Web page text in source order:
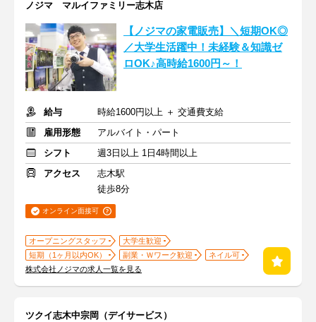
ノジマ マルイファミリー志木店
【ノジマの家電販売】＼短期OK◎
／大学生活躍中！未経験＆知識ゼ
ロOK♪高時給1600円～！
給与
時給1600円以上 ＋ 交通費支給
雇用形態
アルバイト・パート
シフト
週3日以上 1日4時間以上
アクセス
志木駅
徒歩8分
オンライン面接可
オープニングスタッフ
大学生歓迎
短期（1ヶ月以内OK）
副業・Ｗワーク歓迎
ネイル可
株式会社ノジマの求人一覧を見る
ツクイ志木中宗岡（デイサービス）